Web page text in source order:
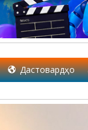
Дастовардҳо